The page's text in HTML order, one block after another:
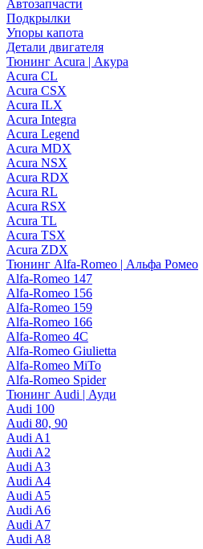
Автозапчасти
Подкрылки
Упоры капота
Детали двигателя
Тюнинг Acura | Акура
Acura CL
Acura CSX
Acura ILX
Acura Integra
Acura Legend
Acura MDX
Acura NSX
Acura RDX
Acura RL
Acura RSX
Acura TL
Acura TSX
Acura ZDX
Тюнинг Alfa-Romeo | Альфа Ромео
Alfa-Romeo 147
Alfa-Romeo 156
Alfa-Romeo 159
Alfa-Romeo 166
Alfa-Romeo 4C
Alfa-Romeo Giulietta
Alfa-Romeo MiTo
Alfa-Romeo Spider
Тюнинг Audi | Ауди
Audi 100
Audi 80, 90
Audi A1
Audi A2
Audi A3
Audi A4
Audi A5
Audi A6
Audi A7
Audi A8